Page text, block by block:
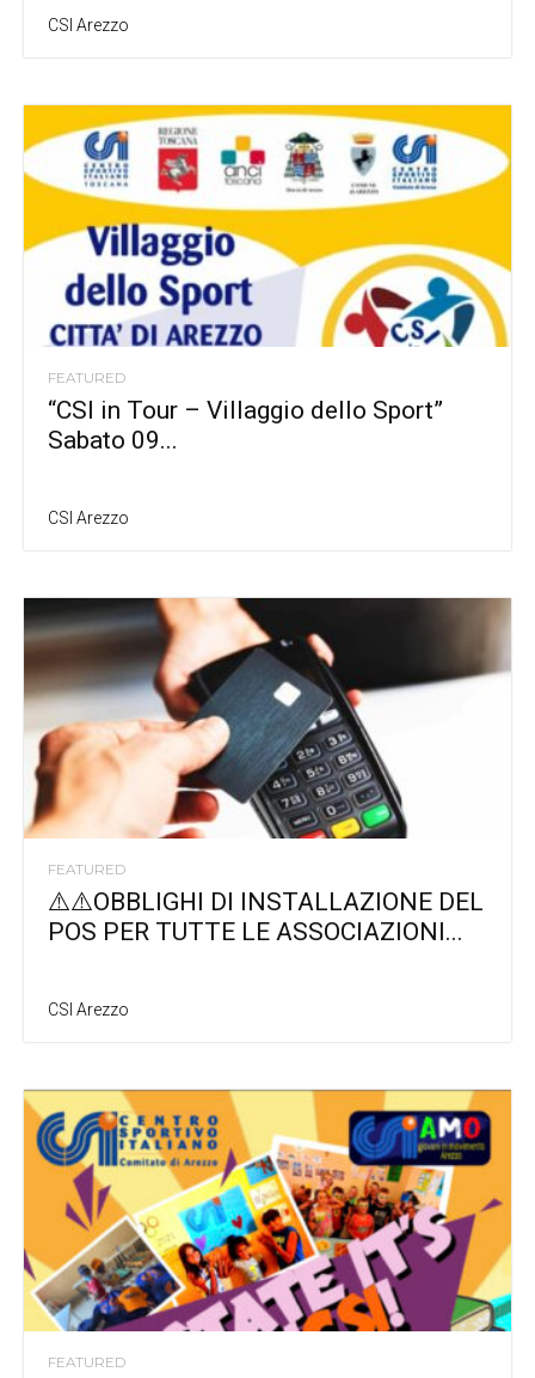
CSI Arezzo
FEATURED
“CSI in Tour – Villaggio dello Sport”
Sabato 09...
CSI Arezzo
FEATURED
⚠️⚠️OBBLIGHI DI INSTALLAZIONE DEL
POS PER TUTTE LE ASSOCIAZIONI...
CSI Arezzo
FEATURED